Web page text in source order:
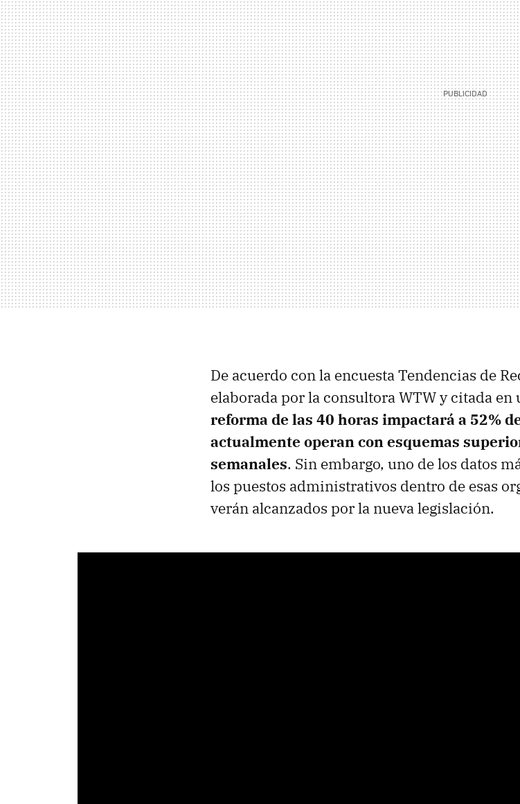
De acuerdo con la encuesta Tendencias de
elaborada por la consultora WTW y citada
reforma de las 40 horas impactará a 52%
actualmente operan con esquemas
semanales. Sin embargo, uno de los datos
los puestos administrativos dentro de esas
verán alcanzados por la nueva legislación.